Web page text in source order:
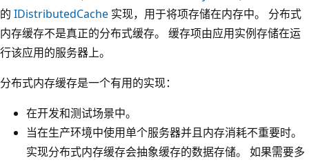
的 IDistributedCache 实现，用于将项存储在内存中。 分布式
内存缓存不是真正的分布式缓存。 缓存项由应用实例存储在运
行该应用的服务器上。
分布式内存缓存是一个有用的实现：
在开发和测试场景中。
当在生产环境中使用单个服务器并且内存消耗不重要时。
实现分布式内存缓存会抽象缓存的数据存储。 如果需要多